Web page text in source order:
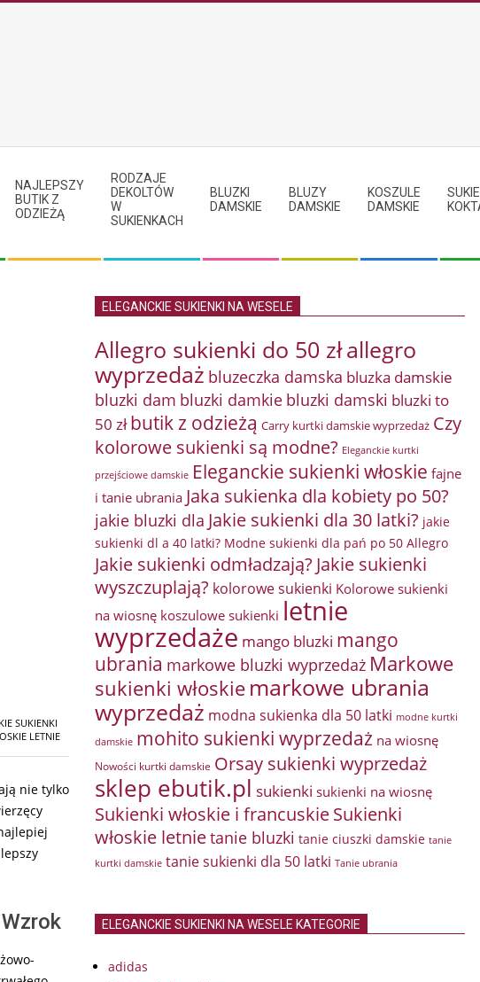
NAJLEPSZY
BUTIK Z
ODZIEŻĄ
RODZAJE
DEKOLTÓW
W
SUKIENKACH
BLUZKI
DAMSKIE
BLUZY
DAMSKIE
KOSZULE
DAMSKIE
SUKIENKI
LETNIE
nie tylko
ELEGANCKIE SUKIENKI NA WESELE
Allegro sukienki do 50 złallegro
wyprzedaż bluzeczka damska bluzka damskie
bluzki dam bluzki damkie bluzki damski bluzki to
50 zł butik z odzieżą Carry kurtki damskie wyprzedaż Czy
kolorowe sukienki są modne? Eleganckie kurtki
przejściowe damskie Eleganckie sukienki włoskie fajne
i tanie ubrania Jaka sukienka dla kobiety po 50?
jakie bluzki dla Jakie sukienki dla 30 latki? jakie
sukienki dl a 40 latki? Modne sukienki dla pań po 50 Allegro
Jakie sukienki odmładzają? Jakie sukienki
wyszczuplają? kolorowe sukienki Kolorowe sukienki
na wiosnę koszulowe sukienki letnie
wyprzedaże mango bluzki mango
ubrania markowe bluzki wyprzedaż Markowe
sukienki włoskie markowe ubrania
wyprzedaż modna sukienka dla 50 latki modne kurtki
damskie mohito sukienki wyprzedaż na wiosnę
Nowości kurtki damskie Orsay sukienki wyprzedaż
sklep ebutik.pl sukienki sukienki na wiosnę
Sukienki włoskie i francuskieSukienki
włoskie letnietanie bluzki tanie ciuszki damskie tanie
kurtki damskie tanie sukienki dla 50 latki Tanie ubrania
ELEGANCKIE SUKIENKI NA WESELE KATEGORIE
adidas